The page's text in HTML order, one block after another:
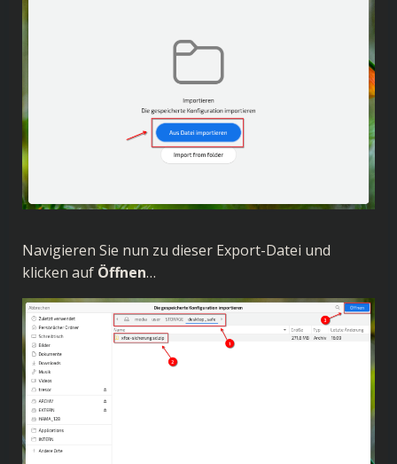
Navigieren Sie nun zu dieser Export-Datei und
klicken auf Öffnen…